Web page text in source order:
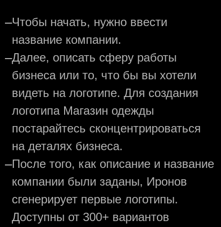
—Чтобы начать, нужно ввести
название компании.
—Далее, описать сферу работы
бизнеса или то, что бы вы хотели
видеть на логотипе. Для создания
логотипа Магазин одежды
постарайтесь сконцентрироваться
на деталях бизнеса.
—После того, как описание и название
компании были заданы, Иронов
сгенерирует первые логотипы.
Доступны от 300+ вариантов